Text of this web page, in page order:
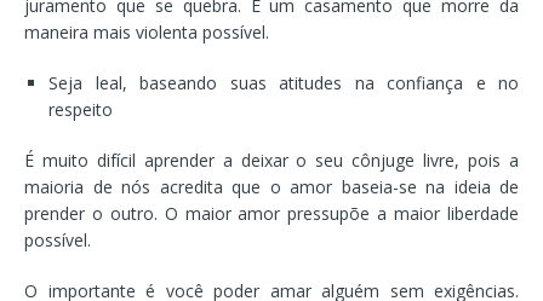
juramento que se quebra. É um casamento que morre da
maneira mais violenta possível.
Seja leal, baseando suas atitudes na confiança e no
respeito
É muito difícil aprender a deixar o seu cônjuge livre, pois a
maioria de nós acredita que o amor baseia-se na ideia de
prender o outro. O maior amor pressupõe a maior liberdade
possível.
O importante é você poder amar alguém sem exigências.